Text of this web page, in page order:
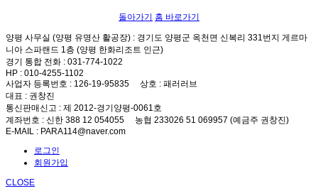
돌아가기 홈 바로가기
양평 사무실 (양평 유명산 활공장) : 경기도 양평군 옥천면 신복리 331번지 게르마
니아 스파랜드 1층 (양평 한화리조트 인근)
경기 통합 전화 : 031-774-1022
HP : 010-4255-1102
사업자 등록번호 : 126-19-95835 상호 : 패러러브
대표 : 권창진
통신판매신고 : 제 2012-경기양평-0061호
계좌번호 : 신한 388 12 054055 농협 233026 51 069957 (예금주 권창진)
E-MAIL : PARA114@naver.com
로그인
회원가입
CLOSE